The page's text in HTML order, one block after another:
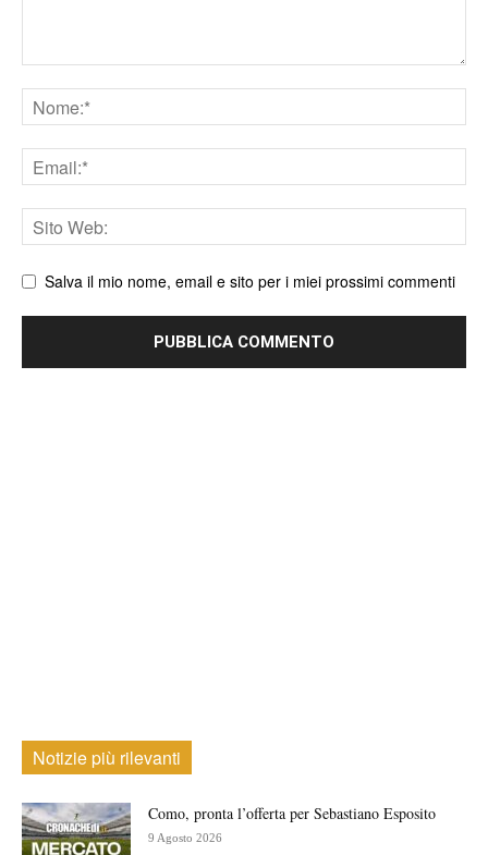
Nome
Email
Sito
web
Salva il mio nome, email e sito per i miei prossimi commenti
Notizie più rilevanti
Como, pronta l’offerta per Sebastiano Esposito
9 Agosto 2026